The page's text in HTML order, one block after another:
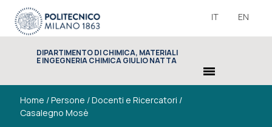
EN
IT
DIPARTIMENTO DI CHIMICA, MATERIALI
E INGEGNERIA CHIMICA GIULIO NATTA
menu
Home /Persone /Docenti e Ricercatori /
Casalegno Mosè